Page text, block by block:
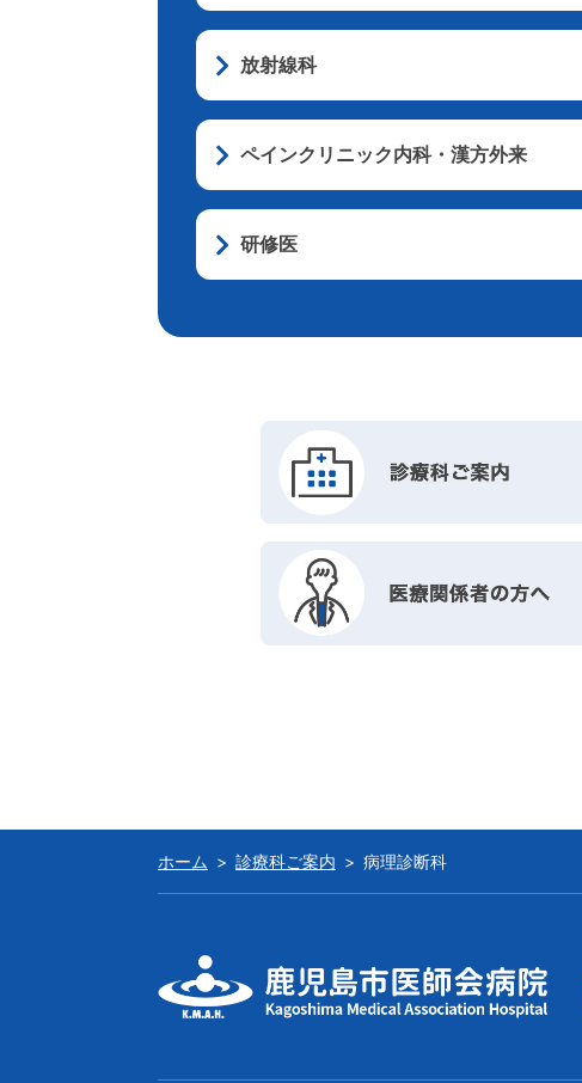
放射線科
ペインクリニック内科・漢方外来
研修医
ホーム 診療科ご案内 病理診断科